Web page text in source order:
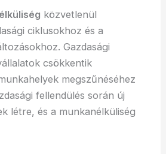
közvetlenül
ciklusokhoz és a
Gazdasági
csökkentik
megszűnéséhez
fellendülés során új
létre, és a munkanélküliség